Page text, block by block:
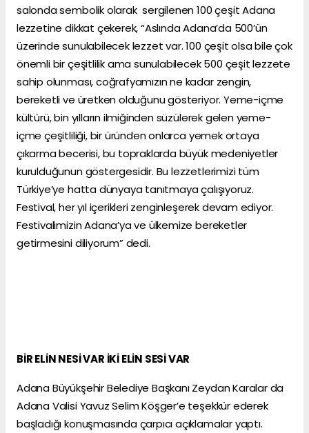
salonda sembolik olarak sergilenen 100 çeşit Adana
lezzetine dikkat çekerek, “Aslında Adana’da 500’ün
üzerinde sunulabilecek lezzet var. 100 çeşit olsa bile çok
önemli bir çeşitlilik ama sunulabilecek 500 çeşit lezzete
sahip olunması, coğrafyamızın ne kadar zengin,
bereketli ve üretken olduğunu gösteriyor. Yeme-içme
kültürü, bin yılların ilmiğinden süzülerek gelen yeme-
içme çeşitliliği, bir üründen onlarca yemek ortaya
çıkarma becerisi, bu topraklarda büyük medeniyetler
kurulduğunun göstergesidir. Bu lezzetlerimizi tüm
Türkiye’ye hatta dünyaya tanıtmaya çalışıyoruz.
Festival, her yıl içerikleri zenginleşerek devam ediyor.
Festivalimizin Adana’ya ve ülkemize bereketler
getirmesini diliyorum” dedi.
BİR ELİN NESİ VAR İKİ ELİN SESİ VAR
Adana Büyükşehir Belediye Başkanı Zeydan Karalar da
Adana Valisi Yavuz Selim Köşger’e teşekkür ederek
başladığı konuşmasında çarpıcı açıklamalar yaptı.